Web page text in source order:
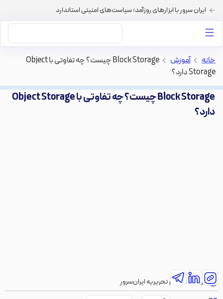
ایران سرور با ابزارهای روزآمد؛ سیاست‌های امنیتی استاندارد
خانه > آموزش >
Block Storage چیست؟ چه تفاوتی با Object
Storage دارد؟
Block Storage چیست؟ چه تفاوتی با Object Storage
دارد؟
نویسنده:تیم تحریریه ایران‌سرور